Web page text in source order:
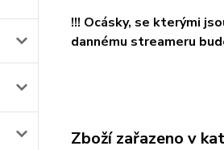
!!! Ocásky, se kterými
dannému streameru
Zboží zařazeno v